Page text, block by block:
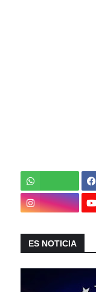
ES NOTICIA